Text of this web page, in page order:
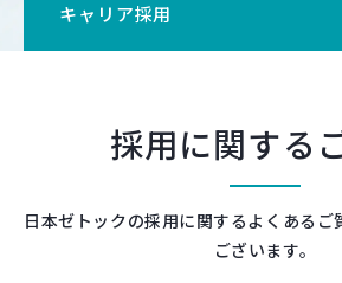
キャリア採用
採用に関する
日本ゼトックの採用に関するよくあるご
ございます。